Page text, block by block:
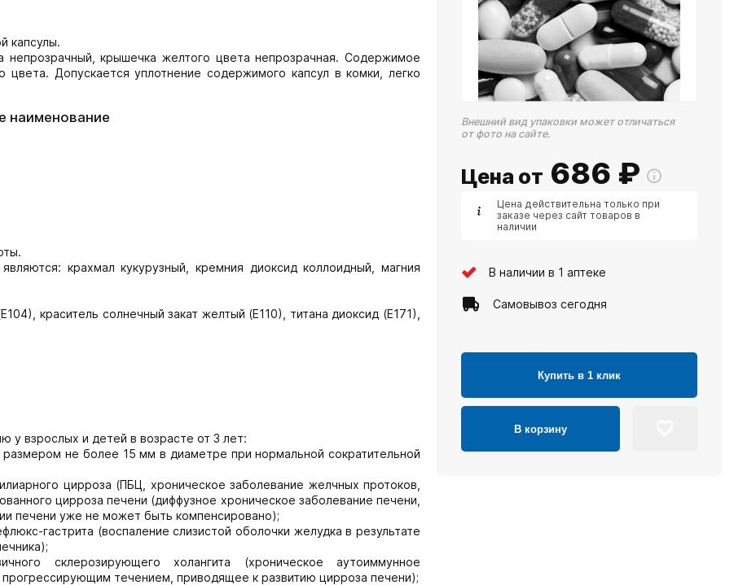
капсулы.
крышечка желтого цвета непрозрачная. Содержимое
Допускается уплотнение содержимого капсул в комки, легко
наименование
крахмал кукурузный, кремния диоксид коллоидный, магния
краситель солнечный закат желтый (Е110), титана диоксид (Е171),
у взрослых и детей в возрасте от 3 лет:
не более 15 мм в диаметре при нормальной сократительной
цирроза (ПБЦ, хроническое заболевание желчных протоков,
цирроза печени (диффузное хроническое заболевание печени,
печени уже не может быть компенсировано);
гастрита (воспаление слизистой оболочки желудка в результате
склерозирующего холангита (хроническое аутоиммунное
течением, приводящее к развитию цирроза печени);
Внешний вид упаковки может отличаться
от фото на сайте.
Цена от 686 ₽
Цена действительна только при
заказе через сайт товаров в
наличии
В наличии в 1 аптеке
Самовывоз сегодня
Купить в 1 клик
В корзину